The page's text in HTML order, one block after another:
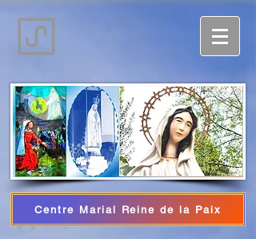
Log In
Centre Marial Reine de la Paix